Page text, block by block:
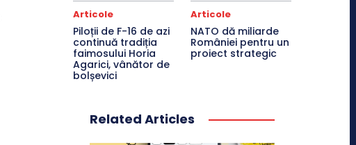
Articole
Piloții de F-16 de azi
continuă tradiția
faimosului Horia
Agarici, vânător de
bolșevici
Articole
NATO dă miliarde
României pentru un
proiect strategic
Related Articles